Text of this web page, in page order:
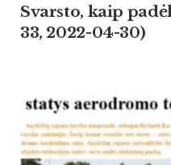
Svarsto, kaip
33, 2022-04-30)